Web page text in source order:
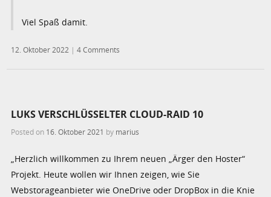
Viel Spaß damit.
12. Oktober 2022 |4 Comments
LUKS VERSCHLÜSSELTER CLOUD-RAID 10
Posted on 16. Oktober 2021 by marius
„Herzlich willkommen zu Ihrem neuen „Ärger den Hoster“
Projekt. Heute wollen wir Ihnen zeigen, wie Sie
Webstorageanbieter wie OneDrive oder DropBox in die Knie